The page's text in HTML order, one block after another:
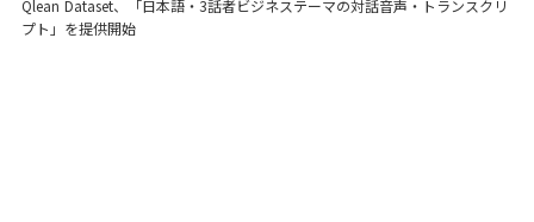
Qlean Dataset、「日本語・3話者ビジネステーマの対話音声・トランスクリ
プト」を提供開始